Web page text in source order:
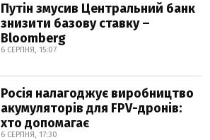
Путін змусив Центральний банк
знизити базову ставку –
Bloomberg
6 СЕРПНЯ, 15:07
Росія налагоджує виробництво
акумуляторів для FPV-дронів:
хто допомагає
6 СЕРПНЯ, 17:30